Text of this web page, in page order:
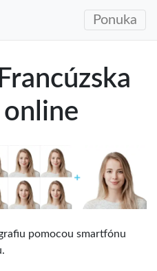
Ponuka
pomocou smartfónu